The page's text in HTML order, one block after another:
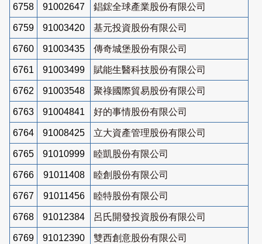
6758 91002647 錩鋐全球產業股份有限公司
6759 91003420 基元投資股份有限公司
6760 91003435 傳奇城堡股份有限公司
6761 91003499 賦能生醫科技股份有限公司
6762 91003548 聚祿國際貿易股份有限公司
6763 91004841 好的事情股份有限公司
6764 91008425 立大資產管理股份有限公司
6765 91010999 睦凱股份有限公司
6766 91011408 睦創股份有限公司
6767 91011456 睦特股份有限公司
6768 91012384 呂氏開發投資股份有限公司
6769 91012390 雙西創意股份有限公司